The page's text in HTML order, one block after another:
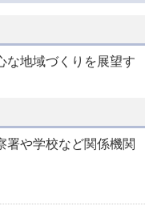
な地域づくりを展望す
署や学校など関係機関